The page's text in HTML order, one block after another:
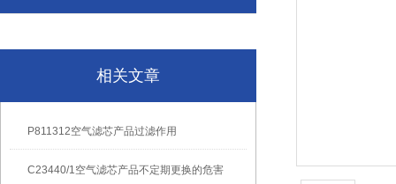
相关文章
P811312空气滤芯产品过滤作用
C23440/1空气滤芯产品不定期更换的危害